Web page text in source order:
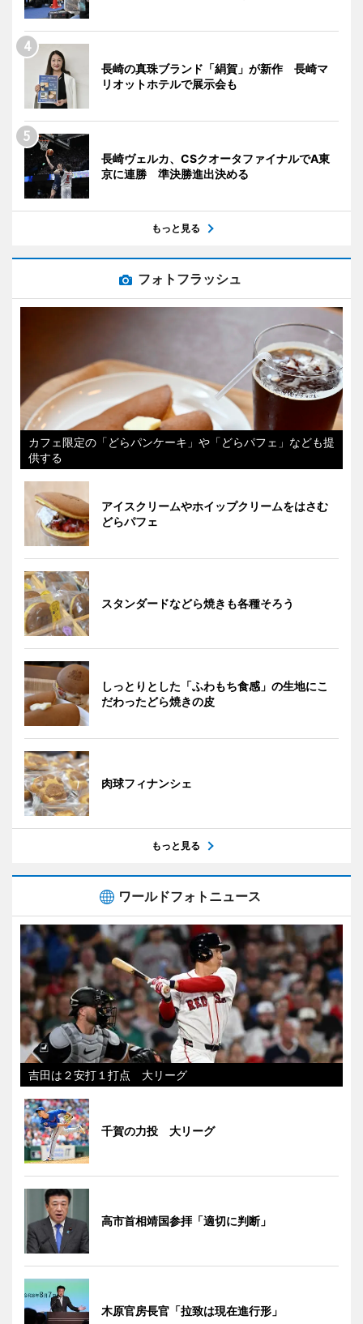
長崎の真珠ブランド「絹賀」が新作 長崎マ
リオットホテルで展示会も
長崎ヴェルカ、CSクオータファイナルでA東
京に連勝 準決勝進出決める
もっと見る
フォトフラッシュ
カフェ限定の「どらパンケーキ」や「どらパフェ」なども提
供する
アイスクリームやホイップクリームをはさむ
どらパフェ
スタンダードなどら焼きも各種そろう
しっとりとした「ふわもち食感」の生地にこ
だわったどら焼きの皮
肉球フィナンシェ
もっと見る
ワールドフォトニュース
吉田は２安打１打点 大リーグ
千賀の力投 大リーグ
高市首相靖国参拝「適切に判断」
木原官房長官「拉致は現在進行形」